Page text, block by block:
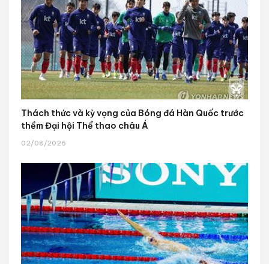
Thách thức và kỳ vọng của Bóng đá Hàn Quốc trước
thềm Đại hội Thể thao châu Á
02/08/2026